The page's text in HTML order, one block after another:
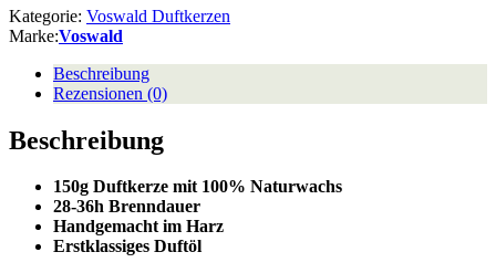
Kategorie: Voswald Duftkerzen
Marke:Voswald
Beschreibung
Rezensionen (0)
Beschreibung
150g Duftkerze mit 100% Naturwachs
28-36h Brenndauer
Handgemacht im Harz
Erstklassiges Duftöl